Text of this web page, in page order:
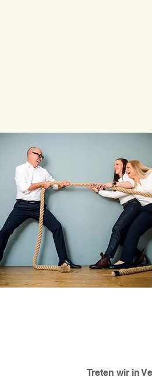
Treten wir in